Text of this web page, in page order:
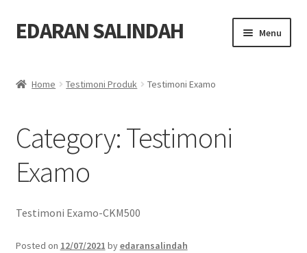
Skip
to
Skip
to
EDARAN SALINDAH Menu
Produk
Order
Hubungi
Home Testimoni Produk Testimoni Examo
Category:Testimoni
Examo
Testimoni Examo-CKM500
Posted on 12/07/2021 byedaransalindah